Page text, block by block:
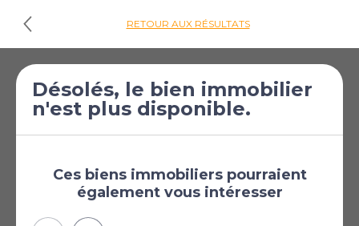
RETOUR AUX RÉSULTATS
Villa de 4 chambres
à vendre à Gea y
Région de Murcie,
€299 000
Désolés, le bien immobilier
n'est plus disponible.
Ces biens immobiliers pourraient
également vous intéresser